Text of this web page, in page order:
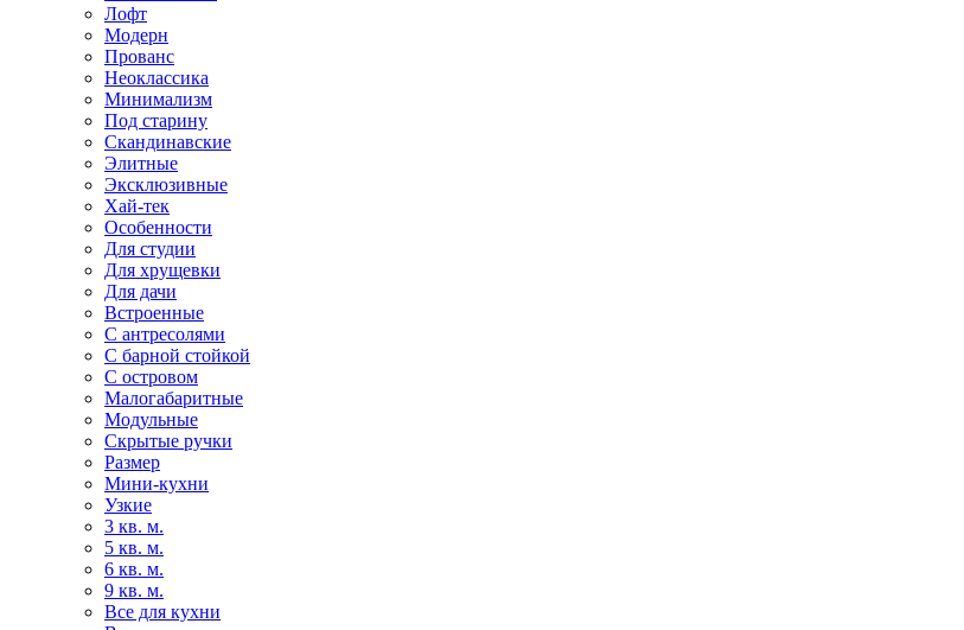
Лофт
Модерн
Прованс
Неоклассика
Минимализм
Под старину
Скандинавские
Элитные
Эксклюзивные
Хай-тек
Особенности
Для студии
Для хрущевки
Для дачи
Встроенные
С антресолями
С барной стойкой
С островом
Малогабаритные
Модульные
Скрытые ручки
Размер
Мини-кухни
Узкие
3 кв. м.
5 кв. м.
6 кв. м.
9 кв. м.
Все для кухни